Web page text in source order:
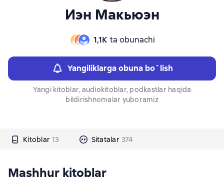
Иэн Макьюэн
1,1К ta obunachi
Yangiliklarga obuna bo`lish
Yangi kitoblar, audiokitoblar, podkastlar haqida
bildirishnomalar yuboramiz
Kitoblar 13 Sitatalar 374
Mashhur kitoblar